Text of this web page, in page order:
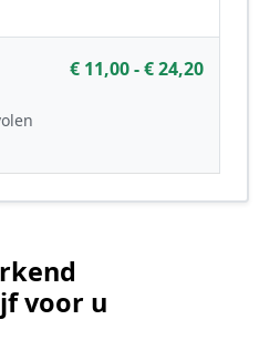
€ 11,00 - € 24,20
voor u